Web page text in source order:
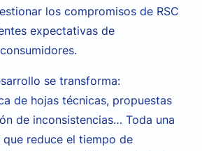
los compromisos de RSC
expectativas de
se transforma:
de hojas técnicas, propuestas
de inconsistencias… Toda una
reduce el tiempo de